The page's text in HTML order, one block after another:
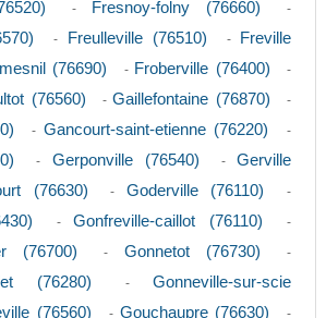
- Fresnoy-folny (76660) -
- Freulleville (76510) -
Freville
(76690) - Froberville (76400) -
(76560) -Gaillefontaine (76870) -
- Gancourt-saint-etienne (76220) -
- Gerponville (76540) -Gerville
(76630) - Goderville (76110) -
-Gonfreville-caillot (76110) -
(76700) - Gonnetot (76730) -
(76280) -Gonneville-sur-scie
(76560) - Gouchaupre (76630) -